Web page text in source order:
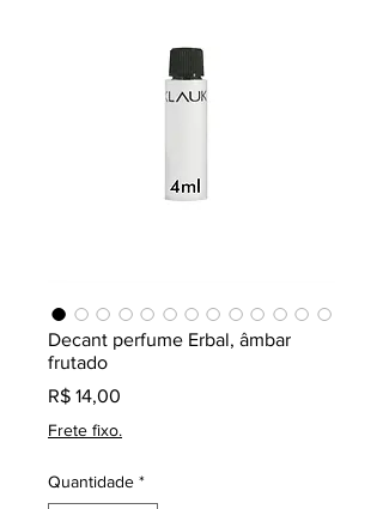
Decant perfume Erbal, âmbar
frutado
R$ 14,00
Frete fixo.
Quantidade *